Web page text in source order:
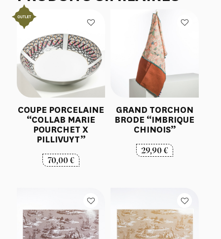
COUPE PORCELAINE
“COLLAB MARIE
POURCHET X
PILLIVUYT”
70,00€
GRAND TORCHON
BRODE “IMBRIQUE
CHINOIS”
29,90€